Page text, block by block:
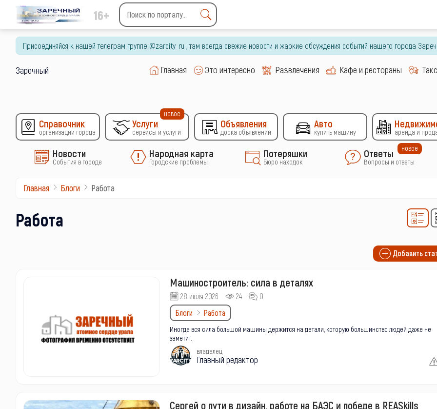
16+
Type 2 or more characters
for results.
Присоединяйся к нашей телеграм группе @zarcity_ru , там всегда свежие новости и жаркие обсуждения событий нашего города
Заречный Главная Это интересно Развлечения Кафе и рестораны
Справочник
организации города
Услуги
сервисы и услуги
новое
Объявления
доска объявлений
Авто
купить машину аренда и
Новости
События в городе
Народная карта
Городские проблемы
Потеряшки
Бюро находок
Ответы
Вопросы и ответы
новое
Главная Блоги Работа
Работа
Добавить
Машиностроитель: сила в деталях
28 июля 2026 24
0
Блоги
Работа
Иногда вся сила большой машины держится на детали, которую большинство людей даже не
заметит.
владелец
Главный редактор
Сергей о пути в дизайн, работе на БАЭС и победе в REASkills